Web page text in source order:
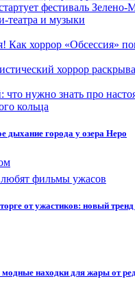
фестиваль
театра и музыки
хоррор
дыхание города у озера Неро
от ужастиков: новый тренд
модные находки для жары от